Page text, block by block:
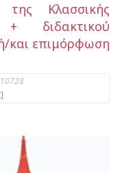
Κλασσικής
+ διδακτικού
και επιμόρφωση
10728